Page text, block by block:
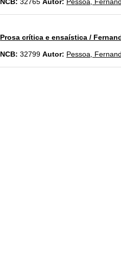
Prosa crítica e ensaística /
NCB: 32799 Autor: Pessoa,